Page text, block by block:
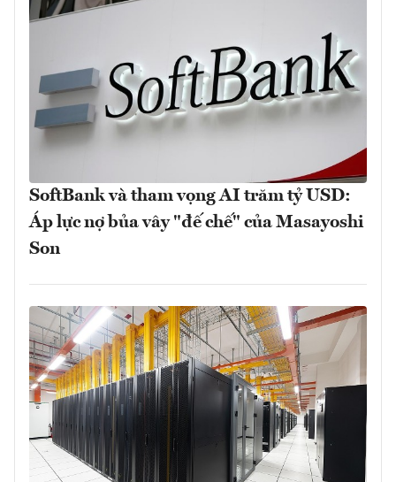
SoftBank và tham vọng AI trăm tỷ USD:
Áp lực nợ bủa vây "đế chế" của Masayoshi
Son